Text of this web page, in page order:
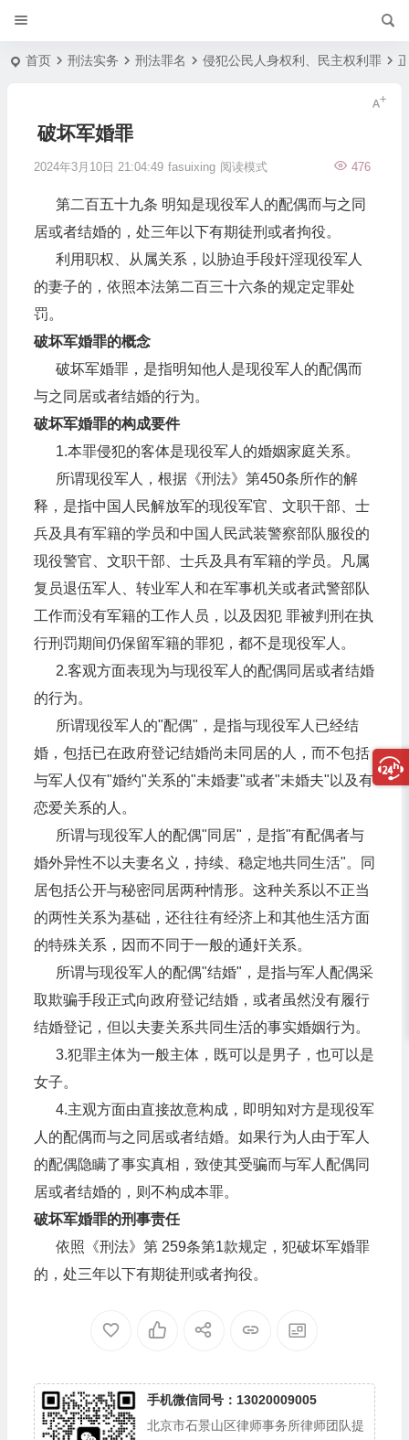
首页 刑法实务 刑法罪名 侵犯公民人身权利、民主权利罪
破坏军婚罪
2024年3月10日 21:04:49 fasuixing 476
阅读模式
第二百五十九条 明知是现役军人的配偶而与之同
居或者结婚的，处三年以下有期徒刑或者拘役。
利用职权、从属关系，以胁迫手段奸淫现役军人
的妻子的，依照本法第二百三十六条的规定定罪处
罚。
破坏军婚罪的概念
破坏军婚罪，是指明知他人是现役军人的配偶而
与之同居或者结婚的行为。
破坏军婚罪的构成要件
1.本罪侵犯的客体是现役军人的婚姻家庭关系。
所谓现役军人，根据《刑法》第450条所作的解
释，是指中国人民解放军的现役军官、文职干部、士
兵及具有军籍的学员和中国人民武装警察部队服役的
现役警官、文职干部、士兵及具有军籍的学员。凡属
复员退伍军人、转业军人和在军事机关或者武警部队
工作而没有军籍的工作人员，以及因犯 罪被判刑在执
行刑罚期间仍保留军籍的罪犯，都不是现役军人。
2.客观方面表现为与现役军人的配偶同居或者结婚
的行为。
所谓现役军人的"配偶"，是指与现役军人已经结
婚，包括已在政府登记结婚尚未同居的人，而不包括
与军人仅有"婚约"关系的"未婚妻"或者"未婚夫"以及有
恋爱关系的人。
所谓与现役军人的配偶"同居"，是指"有配偶者与
婚外异性不以夫妻名义，持续、稳定地共同生活"。同
居包括公开与秘密同居两种情形。这种关系以不正当
的两性关系为基础，还往往有经济上和其他生活方面
的特殊关系，因而不同于一般的通奸关系。
所谓与现役军人的配偶"结婚"，是指与军人配偶采
取欺骗手段正式向政府登记结婚，或者虽然没有履行
结婚登记，但以夫妻关系共同生活的事实婚姻行为。
3.犯罪主体为一般主体，既可以是男子，也可以是
女子。
4.主观方面由直接故意构成，即明知对方是现役军
人的配偶而与之同居或者结婚。如果行为人由于军人
的配偶隐瞒了事实真相，致使其受骗而与军人配偶同
居或者结婚的，则不构成本罪。
破坏军婚罪的刑事责任
依照《刑法》第 259条第1款规定，犯破坏军婚罪
的，处三年以下有期徒刑或者拘役。
手机微信同号：13020009005
北京市石景山区律师事务所律师团队提